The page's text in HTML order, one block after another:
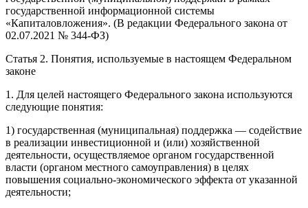
государственной информационной системы
«Капиталовложения». (В редакции Федерального закона от
02.07.2021 № 344-ФЗ)
Статья 2. Понятия, используемые в настоящем Федеральном
законе
1. Для целей настоящего Федерального закона используются
следующие понятия:
1) государственная (муниципальная) поддержка — содействие
в реализации инвестиционной и (или) хозяйственной
деятельности, осуществляемое органом государственной
власти (органом местного самоуправления) в целях
повышения социально-экономического эффекта от указанной
деятельности;